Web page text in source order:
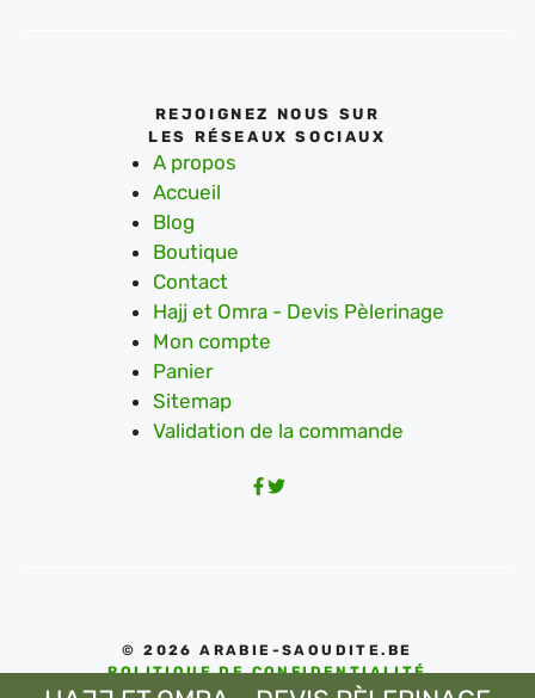
REJOIGNEZ NOUS SUR
LES RÉSEAUX SOCIAUX
A propos
Accueil
Blog
Boutique
Contact
Hajj et Omra - Devis Pèlerinage
Mon compte
Panier
Sitemap
Validation de la commande
© 2026 ARABIE-SAOUDITE.BE
POLITIQUE DE CONFIDENTIALITÉ
CONDITIONS D'UTILISATIONS